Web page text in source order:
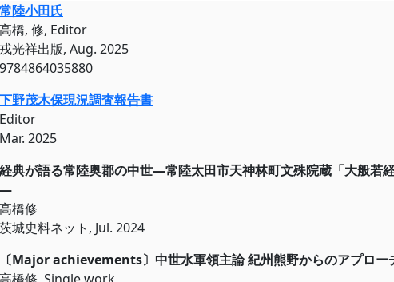
常陸小田氏
高橋, 修, Editor
戎光祥出版, Aug. 2025
9784864035880
下野茂木保現況調査報告書
Editor
Mar. 2025
経典が語る常陸奥郡の中世―常陸太田市天神林町文殊院蔵「大般若
―
高橋修
茨城史料ネット, Jul. 2024
〔Major achievements〕中世水軍領主論 紀